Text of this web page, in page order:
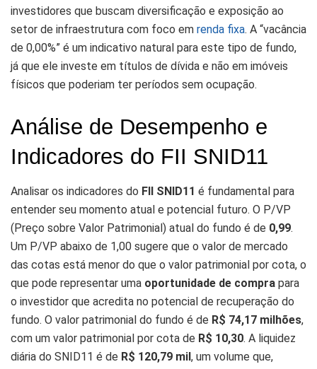
investidores que buscam diversificação e exposição ao
setor de infraestrutura com foco em renda fixa. A “vacância
de 0,00%” é um indicativo natural para este tipo de fundo,
já que ele investe em títulos de dívida e não em imóveis
físicos que poderiam ter períodos sem ocupação.
Análise de Desempenho e
Indicadores do FII SNID11
Analisar os indicadores do FII SNID11 é fundamental para
entender seu momento atual e potencial futuro. O P/VP
(Preço sobre Valor Patrimonial) atual do fundo é de 0,99.
Um P/VP abaixo de 1,00 sugere que o valor de mercado
das cotas está menor do que o valor patrimonial por cota, o
que pode representar uma oportunidade de compra para
o investidor que acredita no potencial de recuperação do
fundo. O valor patrimonial do fundo é de R$ 74,17 milhões,
com um valor patrimonial por cota de R$ 10,30. A liquidez
diária do SNID11 é de R$ 120,79 mil , um volume que,